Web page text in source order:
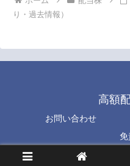
り・過去情報）
高額
お問い合わせ
免
© 2023